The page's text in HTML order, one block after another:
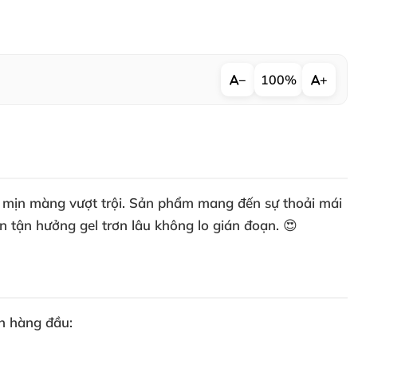
− 100% +
màng vượt trội. Sản phẩm mang đến sự thoải mái
tận hưởng gel trơn lâu không lo gián đoạn. 😍
hàng đầu: